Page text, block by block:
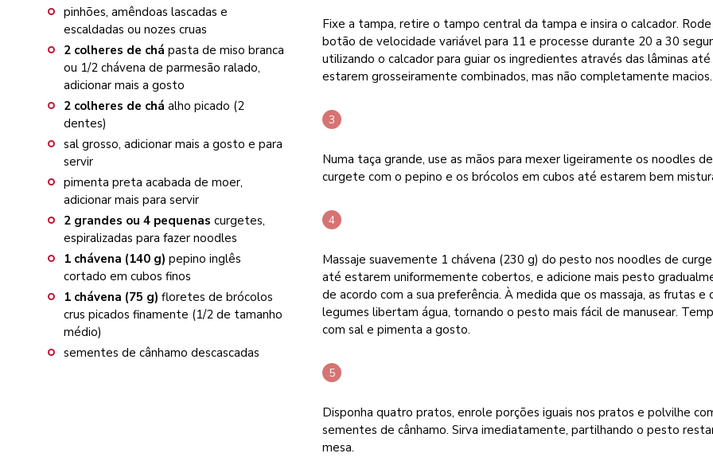
pinhões, amêndoas lascadas e
escaldadas ou nozes cruas
2 colheres de chá pasta de miso branca
ou 1/2 chávena de parmesão ralado,
adicionar mais a gosto
2 colheres de chá alho picado (2
dentes)
sal grosso, adicionar mais a gosto e para
servir
pimenta preta acabada de moer,
adicionar mais para servir
2 grandes ou 4 pequenas curgetes,
espiralizadas para fazer noodles
1 chávena (140 g) pepino inglês
cortado em cubos finos
1 chávena (75 g) floretes de brócolos
crus picados finamente (1/2 de tamanho
médio)
sementes de cânhamo descascadas
Fixe a tampa, retire o tampo central da tampa e insira o calcador.
botão de velocidade variável para 11 e processe durante 20 a 30
utilizando o calcador para guiar os ingredientes através das lâminas até
estarem grosseiramente combinados, mas não completamente macios.
Numa taça grande, use as mãos para mexer ligeiramente os noodles de
curgete com o pepino e os brócolos em cubos até estarem bem
Massaje suavemente 1 chávena (230 g) do pesto nos noodles de
até estarem uniformemente cobertos, e adicione mais pesto
de acordo com a sua preferência. À medida que os massaja, as frutas e
legumes libertam água, tornando o pesto mais fácil de manusear.
com sal e pimenta a gosto.
Disponha quatro pratos, enrole porções iguais nos pratos e polvilhe
sementes de cânhamo. Sirva imediatamente, partilhando o pesto
mesa.